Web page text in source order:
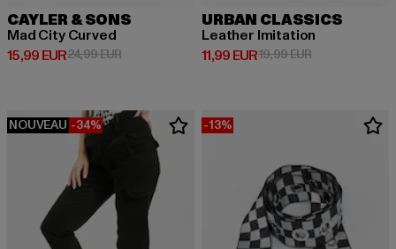
CAYLER & SONS
Mad City Curved
15,99 EUR
Prix courant: 15,99 EUR
24,99 EURPrix en promotion: 24,99 EUR
URBAN CLASSICS
Leather Imitation
11,99 EUR
Prix courant: 11,99 EUR
19,99 EURPrix en
NOUVEAU -34% -13%